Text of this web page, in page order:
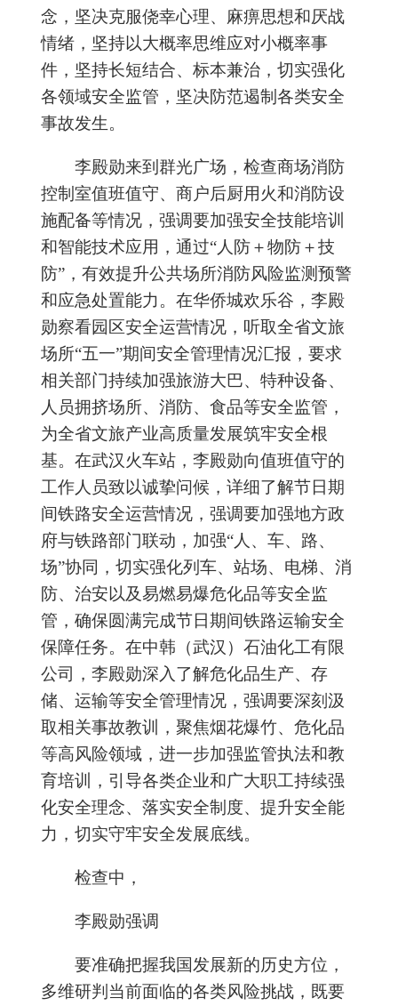
念，坚决克服侥幸心理、麻痹思想和厌战
情绪，坚持以大概率思维应对小概率事
件，坚持长短结合、标本兼治，切实强化
各领域安全监管，坚决防范遏制各类安全
事故发生。
李殿勋来到群光广场，检查商场消防
控制室值班值守、商户后厨用火和消防设
施配备等情况，强调要加强安全技能培训
和智能技术应用，通过“人防＋物防＋技
防”，有效提升公共场所消防风险监测预警
和应急处置能力。在华侨城欢乐谷，李殿
勋察看园区安全运营情况，听取全省文旅
场所“五一”期间安全管理情况汇报，要求
相关部门持续加强旅游大巴、特种设备、
人员拥挤场所、消防、食品等安全监管，
为全省文旅产业高质量发展筑牢安全根
基。在武汉火车站，李殿勋向值班值守的
工作人员致以诚挚问候，详细了解节日期
间铁路安全运营情况，强调要加强地方政
府与铁路部门联动，加强“人、车、路、
场”协同，切实强化列车、站场、电梯、消
防、治安以及易燃易爆危化品等安全监
管，确保圆满完成节日期间铁路运输安全
保障任务。在中韩（武汉）石油化工有限
公司，李殿勋深入了解危化品生产、存
储、运输等安全管理情况，强调要深刻汲
取相关事故教训，聚焦烟花爆竹、危化品
等高风险领域，进一步加强监管执法和教
育培训，引导各类企业和广大职工持续强
化安全理念、落实安全制度、提升安全能
力，切实守牢安全发展底线。
检查中，
李殿勋强调
要准确把握我国发展新的历史方位，
多维研判当前面临的各类风险挑战，既要